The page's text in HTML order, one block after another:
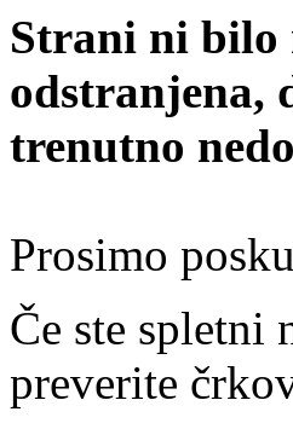
Strani ni bilo
odstranjena,
trenutno
Prosimo
Če ste
preverite